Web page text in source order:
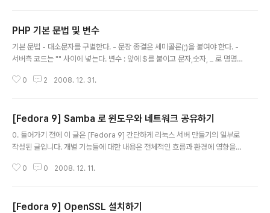
을 것이라고 생각 됩니다. 그리고 기본적으로 RPM 패키지 자체가 전문가 집단
을 통해 가장 최적화 되어 있을 것이라는 생각을 가지고 있습니다. 그래서 기본
적으로 rpm을 이용한 패키지 설치를 통해 최적화 하는 방법을 찾아보려고 합니
PHP 기본 문법 및 변수
기본 문법 - 대소문자를 구별한다. - 문장 종결은 세미콜론(;)을 붙여야 한다. -
서버측 코드는 "" 사이에 넣는다. 변수 : 앞에 $를 붙이고 문자,숫자, _ 로 명명한
상 존재하는 변수로 모든 스크립트에서 사용이 가능하다. $_GET : GET 방식
의 배열 $_SERVER : 헤더, 파일경로, 스크립트 위치 등의 서버 정보를 변수 배
열 $_ENV : 서버 환경 변수 배열 $_REQUEST : 유저의 입력 메커니즘을 통
해 스크립트에 전달..
0 2 2008. 12. 31.
[Fedora 9] Samba 로 윈도우와 네트워크 공유하기
0. 들어가기 전에 이 글은 [Fedora 9] 간단하게 리눅스 서버 만들기의 일부로
작성된 글입니다. 개별 기능들에 대한 내용은 전체적인 흐름과 환경에 영향을
페도라의 파일 공유 방법을 간단하게 설명합니다. 1. Samba 설치// samba 설
nfo -p 100000 2 tcp 111 portmapper // 설정파일 수정 # vi /etc/samb
0 0 2008. 12. 11.
[Fedora 9] OpenSSL 설치하기